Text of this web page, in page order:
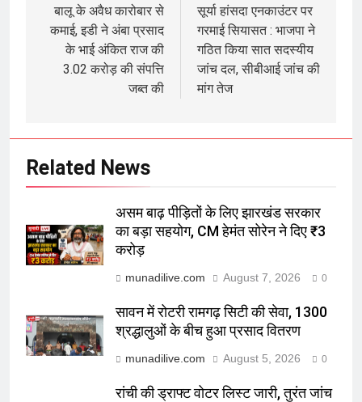
navigation
बालू के अवैध कारोबार से
कमाई, इडी ने अंबा प्रसाद
के भाई अंकित राज की
3.02 करोड़ की संपत्ति
जब्त की
सूर्या हांसदा एनकाउंटर पर
गरमाई सियासत : भाजपा ने
गठित किया सात सदस्यीय
जांच दल, सीबीआई जांच की
मांग तेज
Related News
असम बाढ़ पीड़ितों के लिए झारखंड सरकार
का बड़ा सहयोग, CM हेमंत सोरेन ने दिए ₹3
करोड़
munadilive.com August 7, 2026 0
सावन में रोटरी रामगढ़ सिटी की सेवा, 1300
श्रद्धालुओं के बीच हुआ प्रसाद वितरण
munadilive.com August 5, 2026 0
रांची की ड्राफ्ट वोटर लिस्ट जारी, तुरंत जांच